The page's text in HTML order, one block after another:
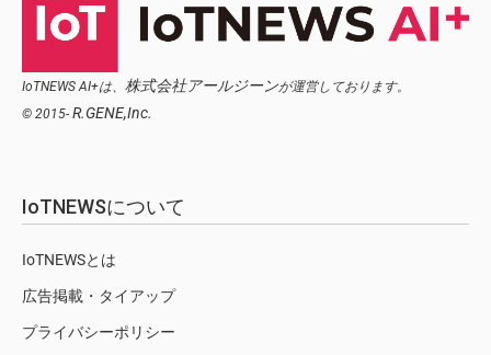
IoTNEWS AI+は、 株式会社アールジーンが運営しております。
© 2015- R.GENE,Inc.
IoTNEWSについて
IoTNEWSとは
広告掲載・タイアップ
プライバシーポリシー